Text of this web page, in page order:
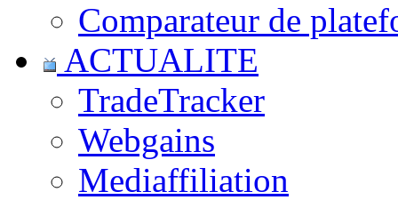
Comparateur de
ACTUALITE
TradeTracker
Webgains
Mediaffiliation